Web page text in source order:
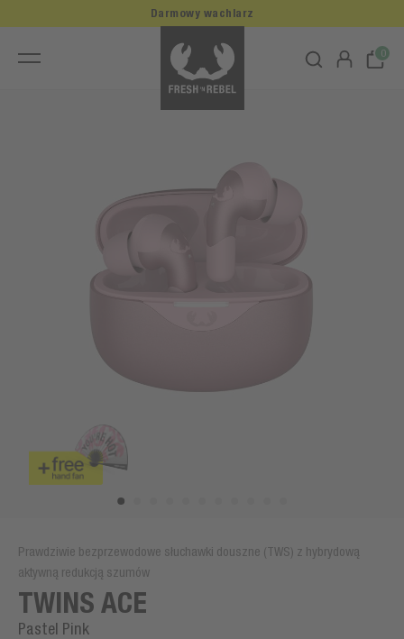
0
Darmowy wachlarz
Prawdziwie bezprzewodowe słuchawki douszne (TWS) z hybrydową
aktywną redukcją szumów
TWINS ACE
Pastel Pink